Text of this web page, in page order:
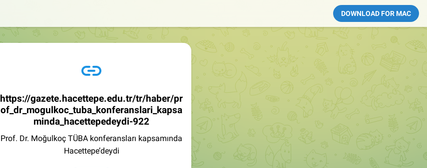
DOWNLOAD FOR MAC
https://gazete.hacettepe.edu.tr/tr/haber/pr
of_dr_mogulkoc_tuba_konferanslari_kapsa
minda_hacettepedeydi-922
Prof. Dr. Moğulkoç TÜBA konferansları kapsamında
Hacettepe’deydi